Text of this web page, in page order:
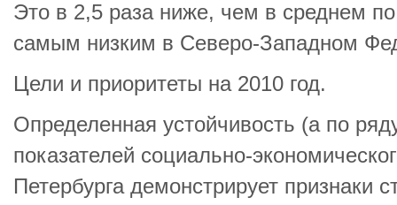
Это в 2,5 раза ниже, чем в среднем
самым низким в Северо-Западном
Цели и приоритеты на 2010 год.
Определенная устойчивость (а по
показателей социально-
Петербурга демонстрирует признаки